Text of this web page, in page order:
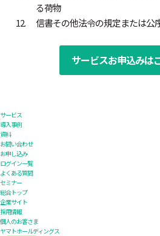
る荷物
信書その他法令の規定または公
サービスお申込みは
サービス
導入事例
資料
お問い合わせ
お申し込み
ログイン一覧
よくある質問
セミナー
総合トップ
企業サイト
採用情報
個人のお客さま
ヤマトホールディングス